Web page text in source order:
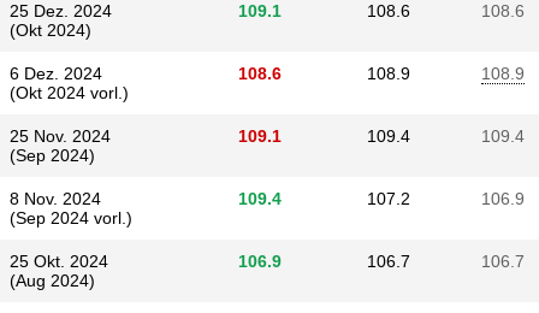
25 Dez. 2024
(Okt 2024)
109.1 108.6 108.6
6 Dez. 2024
(Okt 2024 vorl.)
108.6 108.9 108.9
25 Nov. 2024
(Sep 2024)
109.1 109.4 109.4
8 Nov. 2024
(Sep 2024 vorl.)
109.4 107.2 106.9
25 Okt. 2024
(Aug 2024)
106.9 106.7 106.7